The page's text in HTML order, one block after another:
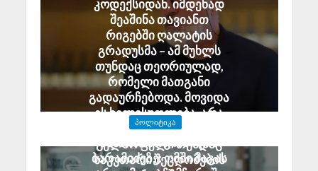
კოდექსიდან. იმდენად
შეაშინა თავიანთ
რიგებში ღალატის
გრადუსმა – ამ მუხლს
თუნდაც თეორიულად,
რომელი მათგანი
გადაურჩებოდა. მოვიდა
ეს ხელისუფლება, არა
უშეცდომო, მაგრამ
გულწრფელი თუნდაც
საკუთარი შეცდომების
ᲞᲝᲚᲘᲢᲘᲙᲐ
ბარამიძეზე: ომში მაგას